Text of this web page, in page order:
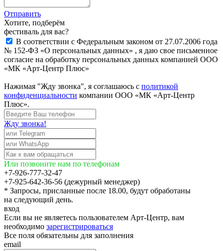
Отправить
Хотите, подберём
фестиваль для вас?
В соответствии с Федеральным законом от 27.07.2006 года
№ 152-ФЗ «О персональных данных» , я даю свое письменное
согласие на обработку персональных данных компанией ООО
«МК «Арт-Центр Плюс»
Нажимая "Жду звонка", я соглашаюсь с политикой
конфиденциальности компании ООО «МК «Арт-Центр
Плюс».
Жду звонка!
Или позвоните нам по телефонам
+7-926-777-32-47
+7-925-642-36-56 (дежурный менеджер)
* Запросы, присланные после 18.00, будут обработаны
на следующий день.
вход
Если вы не являетесь пользователем Арт-Центр, вам
необходимо зарегистрироваться
Все поля обязательны для заполнения
email